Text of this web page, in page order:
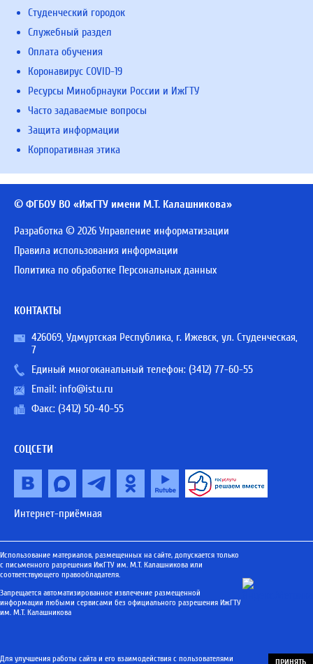
Студенческий городок
Служебный раздел
Оплата обучения
Коронавирус COVID-19
Ресурсы Минобрнауки России и ИжГТУ
Часто задаваемые вопросы
Защита информации
Корпоративная этика
© ФГБОУ ВО «ИжГТУ имени М.Т. Калашникова»
Разработка © 2026 Управление информатизации
Правила использования информации
Политика по обработке Персональных данных
КОНТАКТЫ
426069, Удмуртская Республика, г. Ижевск, ул. Студенческая,
7
Единый многоканальный телефон: (3412) 77-60-55
Email: info@istu.ru
Факс: (3412) 50-40-55
СОЦСЕТИ
Интернет-приёмная
Использование материалов, размещенных на сайте, допускается только
с письменного разрешения ИжГТУ им. М.Т. Калашникова или
соответствующего правообладателя.
Запрещается автоматизированное извлечение размещенной
информации любыми сервисами без официального разрешения ИжГТУ
им. М.Т. Калашникова
Для улучшения работы сайта и его взаимодействия с пользователями
ПРИНЯТЬ